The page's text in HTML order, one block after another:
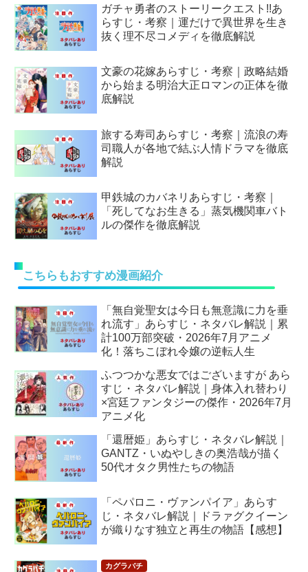
ガチャ勇者のストーリークエスト!!あ
らすじ・考察｜運だけで異世界を生き
抜く理不尽コメディを徹底解説
文豪の花嫁あらすじ・考察｜政略結婚
から始まる明治大正ロマンの正体を徹
底解説
旅する寿司あらすじ・考察｜流浪の寿
司職人が各地で結ぶ人情ドラマを徹底
解説
甲鉄城のカバネリあらすじ・考察｜
「死してなお生きる」蒸気機関車バト
ルの傑作を徹底解説
こちらもおすすめ漫画紹介
「無自覚聖女は今日も無意識に力を垂
れ流す」あらすじ・ネタバレ解説｜累
計100万部突破・2026年7月アニメ
化！落ちこぼれ令嬢の逆転人生
ふつつかな悪女ではございますが あら
すじ・ネタバレ解説｜身体入れ替わり
×宮廷ファンタジーの傑作・2026年7月
アニメ化
「還暦姫」あらすじ・ネタバレ解説｜
GANTZ・いぬやしきの奥浩哉が描く
50代オタク男性たちの物語
「ペパロニ・ヴァンパイア」あらす
じ・ネタバレ解説｜ドラァグクイーン
が織りなす独立と再生の物語【感想】